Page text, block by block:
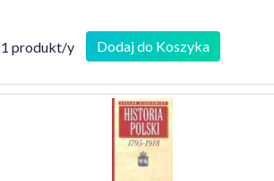
1 produkt/y Dodaj do Koszyka